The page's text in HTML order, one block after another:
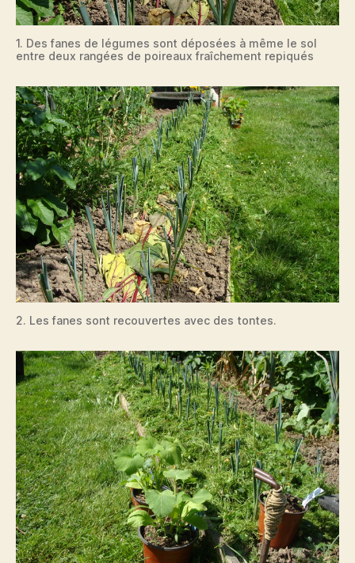
1. Des fanes de légumes sont déposées à même le sol
entre deux rangées de poireaux fraîchement repiqués
2. Les fanes sont recouvertes avec des tontes.